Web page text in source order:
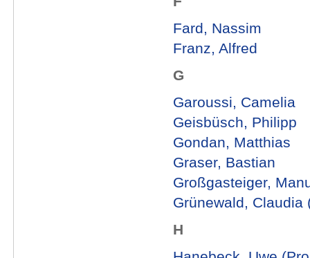
Fard, Nassim
Franz, Alfred
G
Garoussi, Camelia
Geisbüsch, Philipp
Gondan, Matthias
Graser, Bastian
Großgasteiger,
Grünewald, Claudia
H